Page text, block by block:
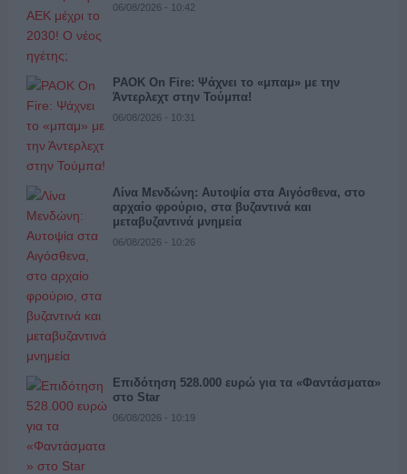
06/08/2026 - 10:42
PAOK On Fire: Ψάχνει το «μπαμ» με την
Άντερλεχτ στην Τούμπα!
06/08/2026 - 10:31
Λίνα Μενδώνη: Αυτοψία στα Αιγόσθενα, στο
αρχαίο φρούριο, στα βυζαντινά και
μεταβυζαντινά μνημεία
06/08/2026 - 10:26
Επιδότηση 528.000 ευρώ για τα «Φαντάσματα»
στο Star
06/08/2026 - 10:19